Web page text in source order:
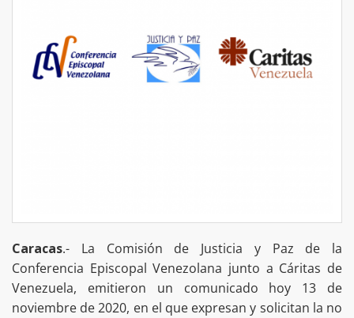
Caracas.- La Comisión de Justicia y Paz de la
Conferencia Episcopal Venezolana junto a Cáritas de
Venezuela, emitieron un comunicado hoy 13 de
noviembre de 2020, en el que expresan y solicitan la no